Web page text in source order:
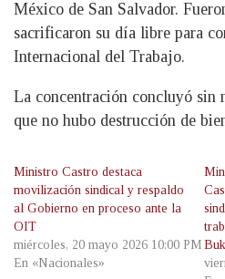
México de San Salvador.
sacrificaron su día libre para
Internacional del Trabajo.
La concentración concluyó sin
que no hubo destrucción de
Ministro Castro destaca
movilización sindical y respaldo
al Gobierno en proceso ante la
OIT
miércoles, 20 mayo 2026 10:00 PM
En «Nacionales»